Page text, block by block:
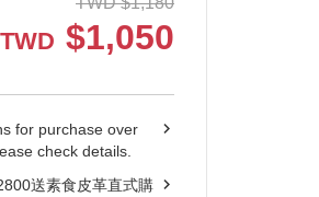
TWD $1,050
for purchase over
check details.
送素食皮革直式購